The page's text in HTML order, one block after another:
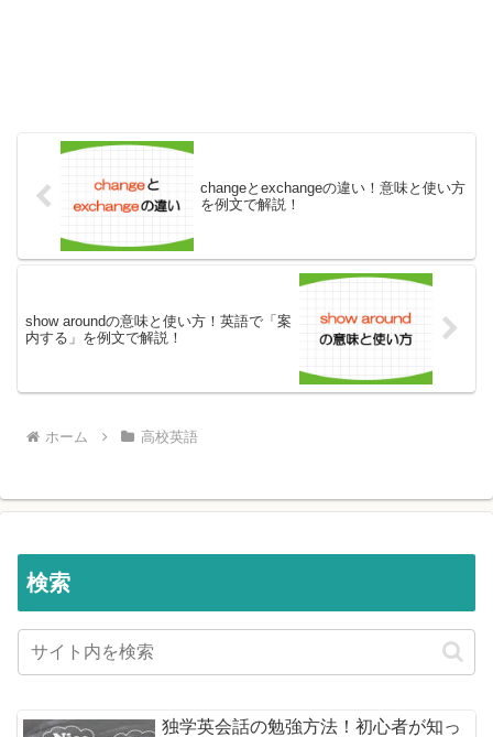
changeとexchangeの違い！意味と使い方
を例文で解説！
show aroundの意味と使い方！英語で「案
内する」を例文で解説！
ホーム 高校英語
検索
独学英会話の勉強方法！初心者が知っ